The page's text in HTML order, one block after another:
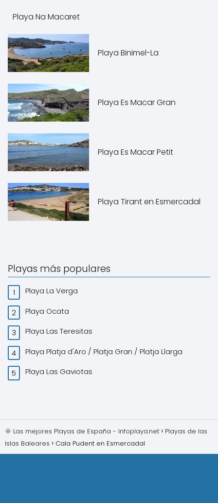
Playa Na Macaret
Playa Binimel-La
Playa Es Macar Gran
Playa Es Macar Petit
Playa Tirant en Esmercadal
Playas más populares
Playa La Verga
Playa Ocata
Playa Las Teresitas
Playa Platja d'Aro / Platja Gran / Platja Llarga
Playa Las Gaviotas
🌞 Las mejores Playas de España - Infoplaya.net
Playas de las
Islas Baleares
Cala Pudent en Esmercadal